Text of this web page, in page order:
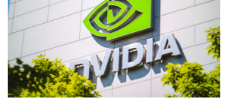
未來能繼續與他們維持長期合作關係。」